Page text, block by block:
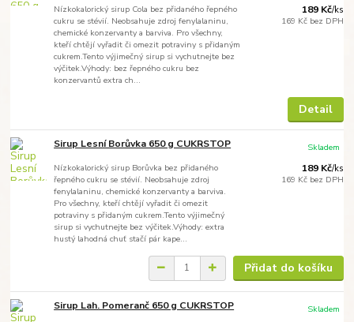
Nízkokalorický sirup Cola bez přidaného řepného
cukru se stévií. Neobsahuje zdroj fenylalaninu,
chemické konzervanty a barviva. Pro všechny,
kteří chtějí vyřadit či omezit potraviny s přidaným
cukrem.Tento výjimečný sirup si vychutnejte bez
výčitek.Výhody: bez řepného cukru bez
konzervantů extra ch...
189 Kč/ks
169 Kč bez DPH
Detail
Sirup Lesní Borůvka 650 g CUKRSTOP
Nízkokalorický sirup Borůvka bez přidaného
řepného cukru se stévií. Neobsahuje zdroj
fenylalaninu, chemické konzervanty a barviva.
Pro všechny, kteří chtějí vyřadit či omezit
potraviny s přidaným cukrem.Tento výjimečný
sirup si vychutnejte bez výčitek.Výhody: extra
hustý lahodná chuť stačí pár kape...
189 Kč/ks
169 Kč bez DPH
Skladem
Přidat do košíku
Sirup Lah. Pomeranč 650 g CUKRSTOP Skladem